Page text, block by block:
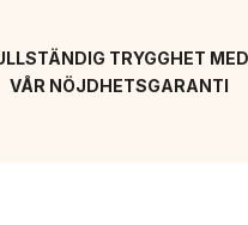
TRYGGHET MED
VÅR NÖJDHETSGARANTI